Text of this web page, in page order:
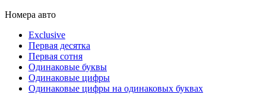
Номера авто
Exclusive
Первая десятка
Первая сотня
Одинаковые буквы
Одинаковые цифры
Одинаковые цифры на одинаковых буквах